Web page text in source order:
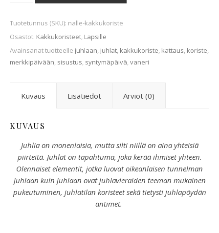
Tuotetunnus (SKU): nalle-kakkukoriste
Osastot: Kakkukoristeet, Lapsille
Avainsanat tuotteelle juhlaan, juhlat, kakkukoriste, kattaus, koriste,
merkkipäivään, sisustus, syntymäpäivä,vaneri
Kuvaus Lisätiedot Arviot (0)
KUVAUS
Juhlia on monenlaisia, mutta silti niillä on aina yhteisiä
piirteitä. Juhlat on tapahtuma, joka kerää ihmiset yhteen.
Olennaiset elementit, jotka luovat oikeanlaisen tunnelman
juhlaan kuin juhlaan ovat juhlavieraiden teeman mukainen
pukeutuminen, juhlatilan koristeet sekä tietysti juhlapöydän
antimet.